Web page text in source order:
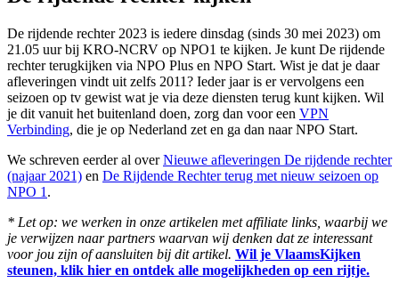
De rijdende rechter 2023 is iedere dinsdag (sinds 30 mei 2023) om
21.05 uur bij KRO-NCRV op NPO1 te kijken. Je kunt De rijdende
rechter terugkijken via NPO Plus en NPO Start. Wist je dat je daar
afleveringen vindt uit zelfs 2011? Ieder jaar is er vervolgens een
seizoen op tv gewist wat je via deze diensten terug kunt kijken. Wil
je dit vanuit het buitenland doen, zorg dan voor een VPN
Verbinding, die je op Nederland zet en ga dan naar NPO Start.
We schreven eerder al overNieuwe afleveringen De rijdende rechter
(najaar 2021) en De Rijdende Rechter terug met nieuw seizoen op
NPO 1 .
* Let op: we werken in onze artikelen met affiliate links, waarbij we
je verwijzen naar partners waarvan wij denken dat ze interessant
voor jou zijn of aansluiten bij dit artikel. Wil je VlaamsKijken
steunen, klik hier en ontdek alle mogelijkheden op een rijtje.